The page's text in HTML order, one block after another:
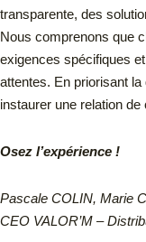
transparente, des
Nous comprenons que
exigences spécifiques
attentes. En priorisant
instaurer une relation
Osez l’expérience !
Pascale COLIN, Marie
CEO VALOR’M –